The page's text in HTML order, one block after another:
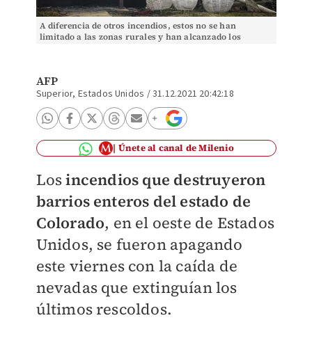
A diferencia de otros incendios, estos no se han
limitado a las zonas rurales y han alcanzado los
AFP
Superior, Estados Unidos /31.12.2021 20:42:18
Únete al canal de Milenio
Losincendios que destruyeron
barrios enteros del estado de
Colorado, en el oeste de Estados
Unidos, se fueron apagando
este viernes con la caída de
nevadas que extinguían los
últimos rescoldos.